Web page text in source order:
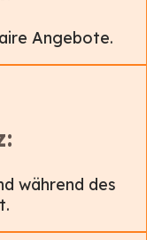
Angebote.
während des